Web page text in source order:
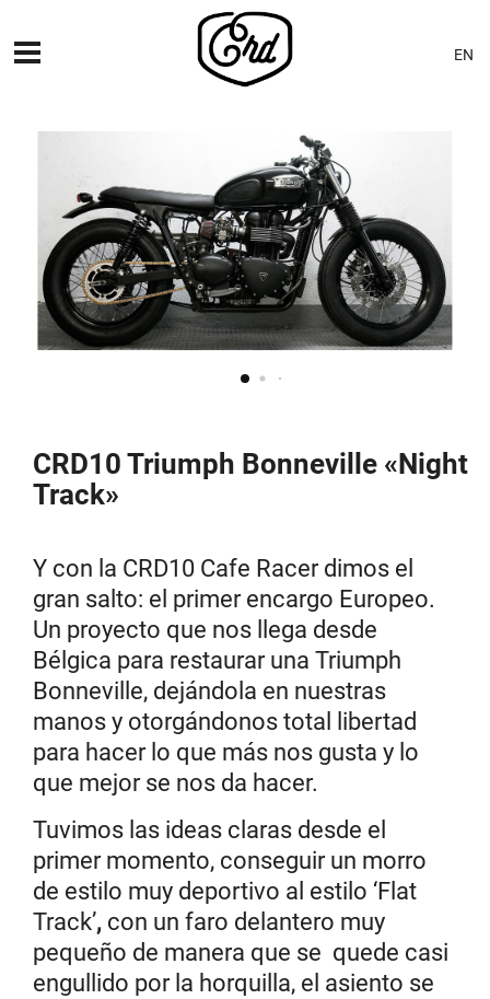
PREMIERES
BLOG
CONTACTO
EN
CRD10 Triumph Bonneville «Night
Track»
Y con la CRD10 Cafe Racer dimos el
gran salto: el primer encargo Europeo.
Un proyecto que nos llega desde
Bélgica para restaurar una Triumph
Bonneville, dejándola en nuestras
manos y otorgándonos total libertad
para hacer lo que más nos gusta y lo
que mejor se nos da hacer.
Tuvimos las ideas claras desde el
primer momento, conseguir un morro
de estilo muy deportivo al estilo ‘Flat
Track’, con un faro delantero muy
pequeño de manera que se quede casi
engullido por la horquilla, el asiento se